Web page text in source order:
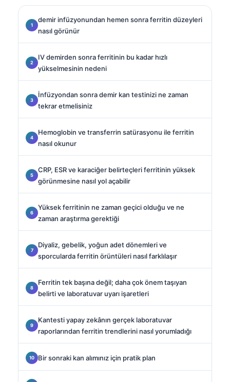
demir infüzyonundan hemen sonra ferritin düzeyleri
nasıl görünür
IV demirden sonra ferritinin bu kadar hızlı
yükselmesinin nedeni
İnfüzyondan sonra demir kan testinizi ne zaman
tekrar etmelisiniz
Hemoglobin ve transferrin satürasyonu ile ferritin
nasıl okunur
CRP, ESR ve karaciğer belirteçleri ferritinin yüksek
görünmesine nasıl yol açabilir
Yüksek ferritinin ne zaman geçici olduğu ve ne
zaman araştırma gerektiği
Diyaliz, gebelik, yoğun adet dönemleri ve
sporcularda ferritin örüntüleri nasıl farklılaşır
Ferritin tek başına değil; daha çok önem taşıyan
belirti ve laboratuvar uyarı işaretleri
Kantesti yapay zekânın gerçek laboratuvar
raporlarından ferritin trendlerini nasıl yorumladığı
Bir sonraki kan alımınız için pratik plan